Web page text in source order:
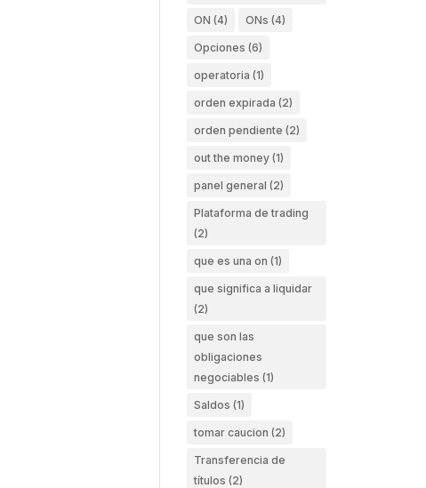
ON (4) ONs (4)
Opciones (6)
operatoria (1)
orden expirada (2)
orden pendiente (2)
out the money (1)
panel general (2)
Plataforma de trading
(2)
que es una on (1)
que significa a liquidar
(2)
que son las
obligaciones
negociables (1)
Saldos (1)
tomar caucion (2)
Transferencia de
títulos (2)